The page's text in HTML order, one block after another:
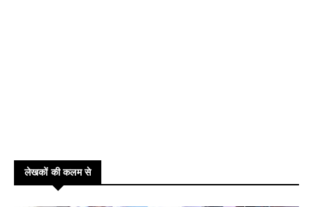
लेखकों की कलम से